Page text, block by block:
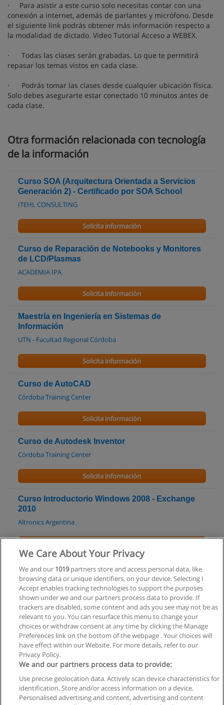
· Para asistir a este curso solo necesitas contar con una
conexión a internet, además de parlantes y micrófono. Desde
el siguiente link podrás obtener más información respecto a
la modalidad de dictado. Video Tutorial Acceso a WEBEX.
· Todas las clases serán grabadas. Lo que te permitirá
repasar los temas vistos en cada clase.
· Podrás tomar las clases desde cualquier ubicación física.
Solo debes asegurarte estar conectado 10 minutos antes de
cada clase.
Otra formación relacionada con tecnología
de la información
Curso SOA (Arquitectura Orientada a Servicios
Generación 2) - Certificado por SOA School
ITEHL CONSULTING
Solicita información
Curso de Reparación de Notebooks y Monitores
de LCD/Plasmas
ACADEMIA IPA
Solicita información
Maestría en Ingeniería en Sistemas de
Información
UTN - Facultad Regional Córdoba
Solicita información
Curso de AutoCAD
Córdoba Training Center
Solicita información
Curso de Autodesk Inventor
Córdoba Training Center
Solicita información
Curso Introductorio Windows 2008 - Exchange
2010
Altronics Argentina
Curso de Renderizado y Modelado en 3D Max
ClubEdu
Solicita información
Privacidad de datos
Contactar con Educaedu
We Care About Your Privacy
We and our 1019partners store and access personal data, like
browsing data or unique identifiers, on your device. Selecting I
Accept enables tracking technologies to support the purposes
shown under we and our partners process data to provide. If
trackers are disabled, some content and ads you see may not be as
relevant to you. You can resurface this menu to change your
choices or withdraw consent at any time by clicking the Manage
Preferences link on the bottom of the webpage . Your choices will
have effect within our Website. For more details, refer to our
Privacy Policy.
We and our partners process data to provide:
Use precise geolocation data. Actively scan device characteristics for
identification. Store and/or access information on a device.
Personalised advertising and content, advertising and content